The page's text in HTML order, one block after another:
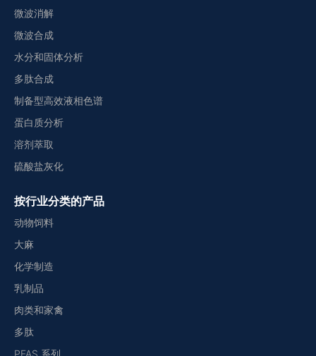
微波消解
微波合成
水分和固体分析
多肽合成
制备型高效液相色谱
蛋白质分析
溶剂萃取
硫酸盐灰化
按行业分类的产品
动物饲料
大麻
化学制造
乳制品
肉类和家禽
多肽